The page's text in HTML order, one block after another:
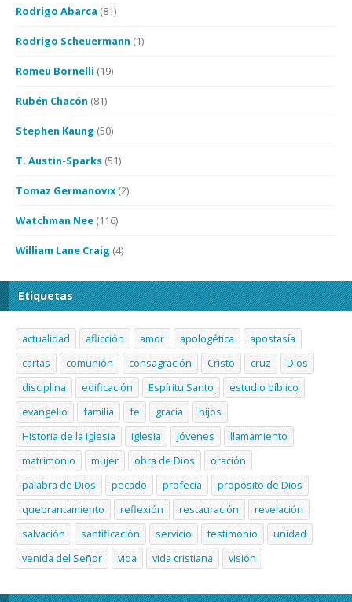
Rodrigo Abarca (81)
Rodrigo Scheuermann (1)
Romeu Bornelli (19)
Rubén Chacón (81)
Stephen Kaung (50)
T. Austin-Sparks (51)
Tomaz Germanovix (2)
Watchman Nee (116)
William Lane Craig (4)
Etiquetas
actualidad aflicción amor apologética
apostasía
cartas
comunión consagración Cristo cruz
Dios
disciplina
edificación Espíritu Santo
estudio bíblico
evangelio
familia fe gracia
hijos
Historia de la Iglesia
iglesia jóvenes
llamamiento
matrimonio
mujer obra de Dios
oración
palabra de Dios
pecado profecía
propósito de Dios
quebrantamiento
reflexión restauración
revelación
salvación
santificación servicio testimonio
unidad
venida del Señor
vida vida cristiana visión